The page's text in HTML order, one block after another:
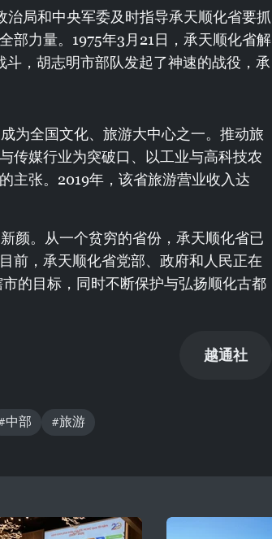
局和中央军委及时指导承天顺化省要抓
部力量。1975年3月21日，承天顺化省解
，胡志明市部队发起了神速的战役，承
为全国文化、旅游大中心之一。推动旅
传媒行业为突破口、以工业与高科技农
主张。2019年，该省旅游营业收入达
颜。从一个贫穷的省份，承天顺化省已
前，承天顺化省党部、政府和人民正在
的目标，同时不断保护与弘扬顺化古都
越通社
中部 #旅游